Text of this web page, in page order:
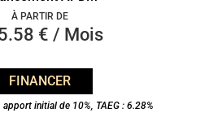
À PARTIR DE
€ / Mois
FINANCER
initial de 10%, TAEG : 6.28%